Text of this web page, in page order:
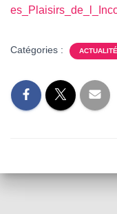
Catégories :